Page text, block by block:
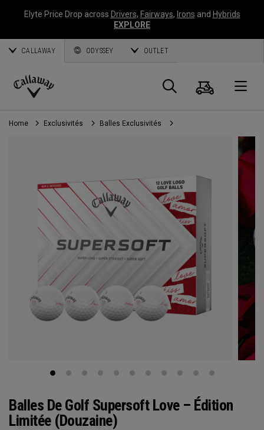
Elyte Price Drop across Drivers, Fairways, Irons and Hybrids
EXPLORE
CALLAWAY ODYSSEY OUTLET
Callaway
Golf
Panier
Home Exclusivités Balles Exclusivités
Balles De Golf Supersoft Love – Édition
Limitée (Douzaine)